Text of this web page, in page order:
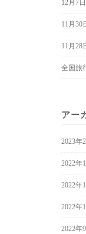
12月7
11月30
11月
全国旅
アー
2023年
2022年
2022年
2022年
2022年